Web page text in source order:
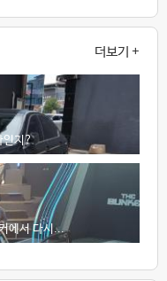
더보기 +
인지?
에서 다시...